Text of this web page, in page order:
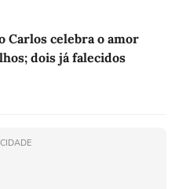
Carlos celebra o amor
dois já falecidos